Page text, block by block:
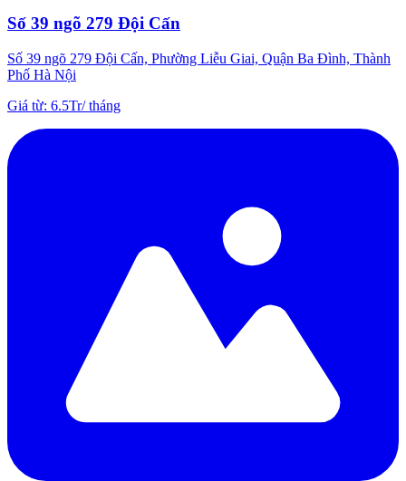
Số 39 ngõ 279 Đội Cấn
Số 39 ngõ 279 Đội Cấn, Phường Liễu Giai, Quận Ba Đình, Thành
Phố Hà Nội
Giá từ: 6.5Tr/tháng